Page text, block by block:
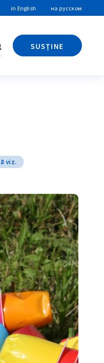
in English на русском
SUSȚINE
Caută
viz.